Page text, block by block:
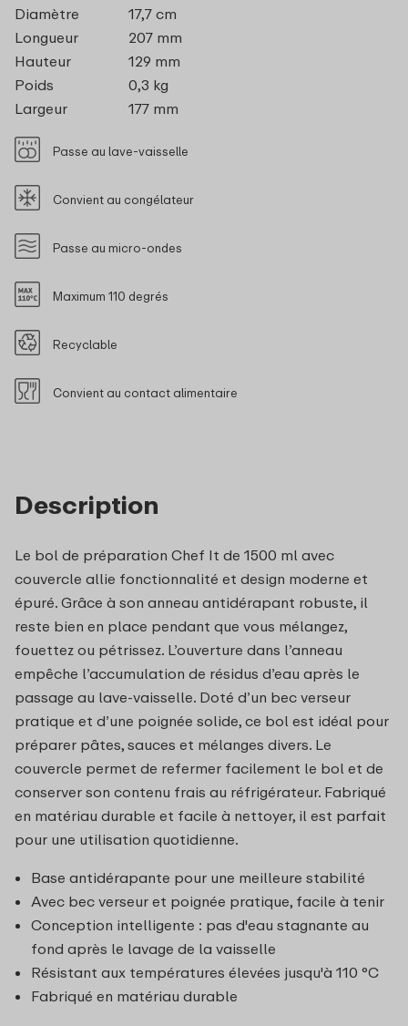
Description
Le bol de préparation Chef It de 1500 ml avec
couvercle allie fonctionnalité et design moderne et
épuré. Grâce à son anneau antidérapant robuste, il
reste bien en place pendant que vous mélangez,
fouettez ou pétrissez. L’ouverture dans l’anneau
empêche l’accumulation de résidus d’eau après le
passage au lave-vaisselle. Doté d’un bec verseur
pratique et d’une poignée solide, ce bol est idéal pour
préparer pâtes, sauces et mélanges divers. Le
couvercle permet de refermer facilement le bol et de
conserver son contenu frais au réfrigérateur. Fabriqué
en matériau durable et facile à nettoyer, il est parfait
pour une utilisation quotidienne.
Base antidérapante pour une meilleure stabilité
Avec bec verseur et poignée pratique, facile à tenir
Conception intelligente : pas d'eau stagnante au
fond après le lavage de la vaisselle
Résistant aux températures élevées jusqu'à 110 °C
Fabriqué en matériau durable
Diamètre
17,7 cm
Longueur
207 mm
Hauteur
129 mm
Poids
0,3 kg
Largeur
177 mm
Passe au lave-vaisselle
Convient au congélateur
Passe au micro-ondes
Maximum 110 degrés
Recyclable
Convient au contact alimentaire